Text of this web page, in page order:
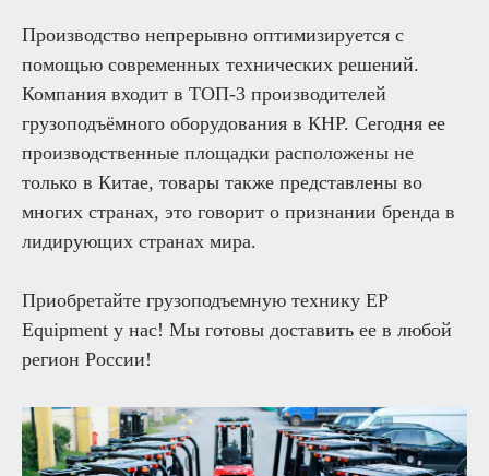
Производство непрерывно оптимизируется с
помощью современных технических решений.
Компания входит в ТОП-3 производителей
грузоподъёмного оборудования в КНР. Сегодня ее
производственные площадки расположены не
только в Китае, товары также представлены во
многих странах, это говорит о признании бренда в
лидирующих странах мира.
Приобретайте грузоподъемную технику EP
Equipment у нас! Мы готовы доставить ее в любой
регион России!